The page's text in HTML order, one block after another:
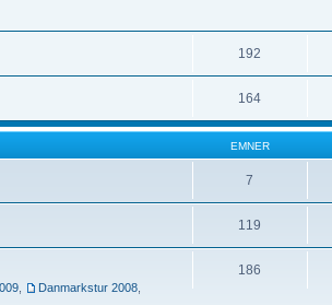
192
164
EMNER
7
119
Danmarkstur 2008
186